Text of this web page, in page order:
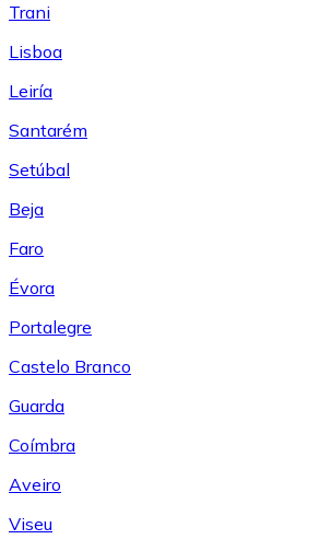
Trani
Lisboa
Leiría
Santarém
Setúbal
Beja
Faro
Évora
Portalegre
Castelo Branco
Guarda
Coímbra
Aveiro
Viseu